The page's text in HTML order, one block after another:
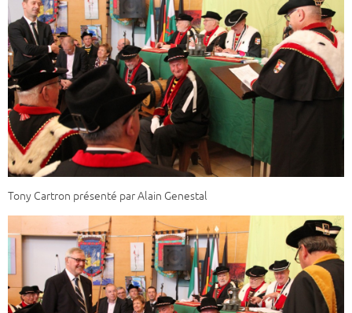
Tony Cartron présenté par Alain Genestal